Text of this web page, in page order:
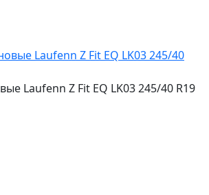
Laufenn Z Fit EQ LK03 245/40 R19